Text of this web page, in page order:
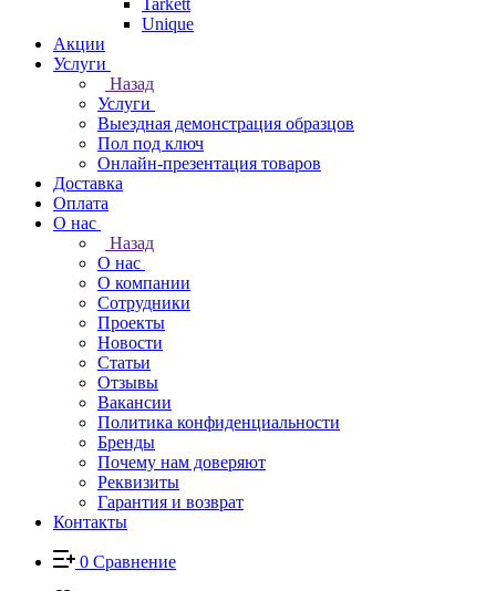
Tarkett
Unique
Акции
Услуги
Назад
Услуги
Выездная демонстрация образцов
Пол под ключ
Онлайн-презентация товаров
Доставка
Оплата
О нас
Назад
О нас
О компании
Сотрудники
Проекты
Новости
Статьи
Отзывы
Вакансии
Политика конфиденциальности
Бренды
Почему нам доверяют
Реквизиты
Гарантия и возврат
Контакты
0 Сравнение